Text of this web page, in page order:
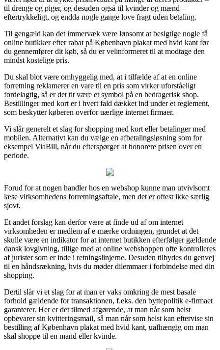
til drenge og piger, og desuden også til kvinder og mænd –
eftertrykkeligt, og endda nogle gange love fragt uden betaling.
Til gengæld kan det immervæk være lønsomt at besigtige nogle få
online butikker efter rabat på København plakat med hvid kant før
du gennemfører dit køb, så du er velinformeret til at modtage den
mindst kostelige pris.
Du skal blot være omhyggelig med, at i tilfælde af at en online
forretning reklamerer en vare til en pris som virker uforståeligt
fordelagtig, så er det tit være et symbol på en bedragerisk shop.
Bestillinger med kort er i hvert fald dækket ind under et reglement,
som beskytter køberen overfor uærlige internet firmaer.
Vi slår generelt et slag for shopping med kort eller betalinger med
mobilen. Alternativt kan du vælge en afbetalingsløsning som for
eksempel ViaBill, når du efterspørger at honorere prisen over en
periode.
Forud for at nogen handler hos en webshop kunne man utvivlsomt
læse virksomhedens forretningsaftale, men det er oftest ikke særlig
sjovt.
Et andet forslag kan derfor være at finde ud af om internet
virksomheden er medlem af e-mærke ordningen, grundet at det
skulle være en indikator for at internet butikken efterfølger gældende
dansk lovgivning, tillige med at online webshoppen ofte kontrolleres
af jurister som er inde i retningslinjerne. Desuden tilbydes du genvej
til en håndsrækning, hvis du møder dilemmaer i forbindelse med din
shopping.
Dertil slår vi et slag for at man er vaks omkring de mest basale
forhold gældende for transaktionen, f.eks. den byttepolitik e-firmaet
garanterer. Her er det tilmed afgørende, at man når som helst
opbevarer sin kvitteringsmail, så man når som helst kan eftervise sin
bestilling af København plakat med hvid kant, uafhængig om man
skal shoppe til en mand eller kvinde.